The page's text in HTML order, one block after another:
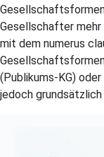
Gesellschafter mehr
mit dem numerus
(Publikums-KG)
jedoch grundsätzlich